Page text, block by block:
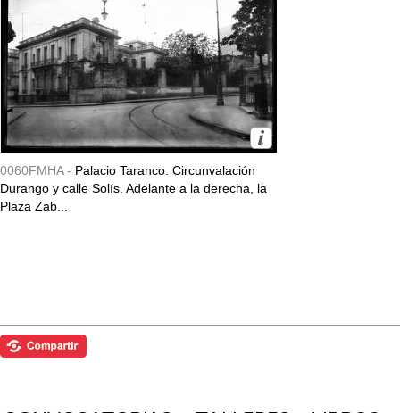
0060FMHA - Palacio Taranco. Circunvalación
Durango y calle Solís. Adelante a la derecha, la
Plaza Zab...